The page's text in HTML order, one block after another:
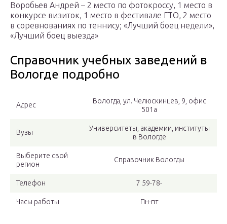
Воробьев Андрей – 2 место по фотокроссу, 1 место в
конкурсе визиток, 1 место в фестивале ГТО, 2 место
в соревнованиях по теннису; «Лучший боец недели»,
«Лучший боец выезда»
Справочник учебных заведений в
Вологде подробно
Адрес
Вологда, ул. Челюскинцев, 9, офис
501а
Вузы
Университеты, академии, институты
в Вологде
Выберите свой
регион
Справочник Вологды
Телефон 7 59-78-
Часы работы Пн-пт